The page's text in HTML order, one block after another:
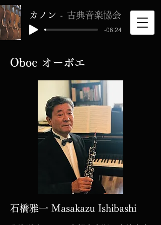
カノン 古典音楽協会
-06:24
Oboe オーボエ
石橋雅一 Masakazu Ishibashi